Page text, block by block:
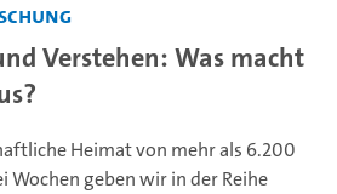
Verstehen: Was macht
Heimat von mehr als 6.200
Wochen geben wir in der Reihe